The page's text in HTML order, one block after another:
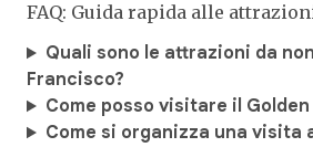
FAQ: Guida rapida alle
Quali sono le attrazioni da
Francisco?
Come posso visitare il
Come si organizza una visita